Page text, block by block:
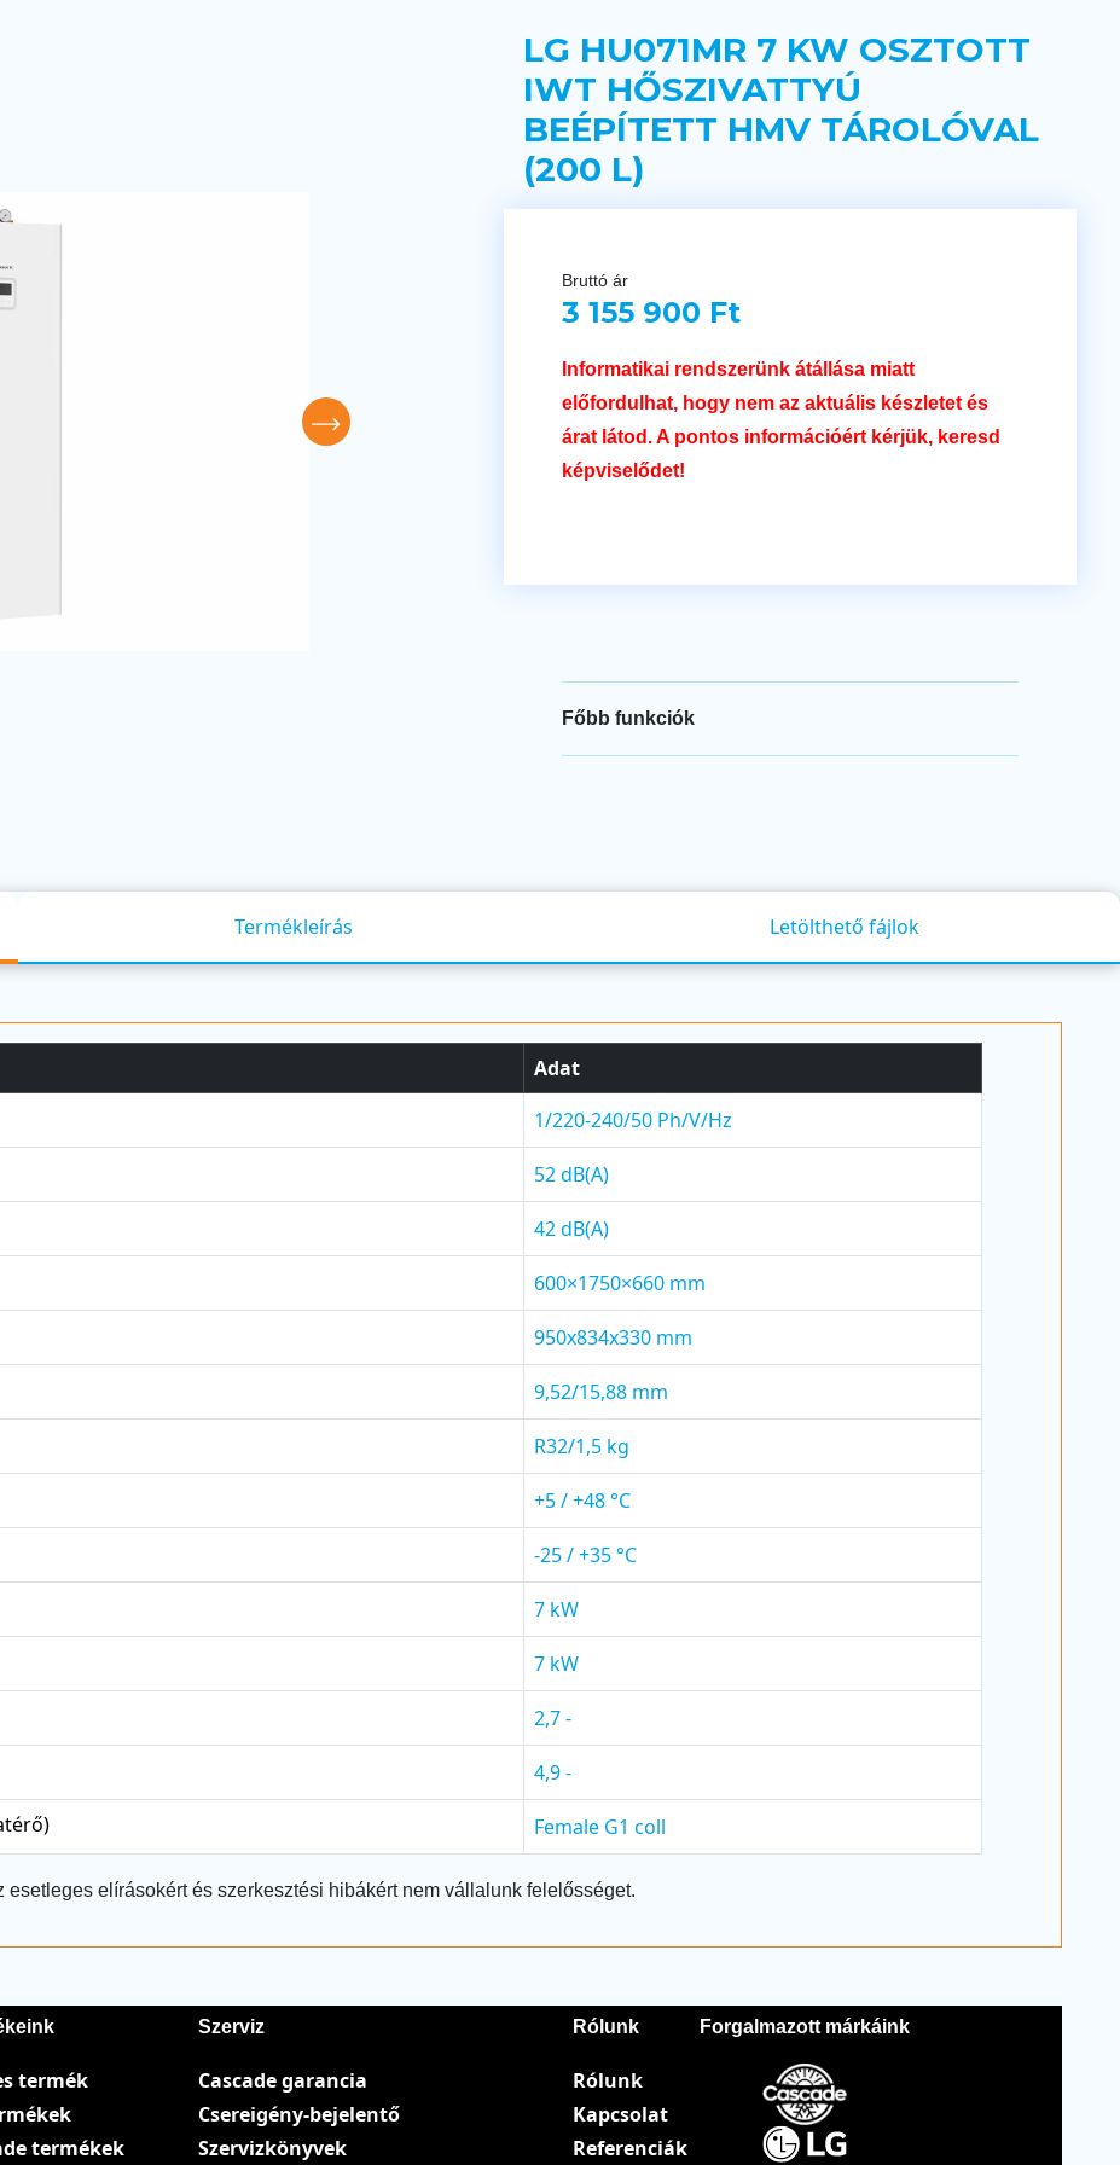
LG HU071MR 7 KW OSZTOTT
IWT HŐSZIVATTYÚ
BEÉPÍTETT HMV TÁROLÓVAL
(200 L)
Bruttó ár
3 155 900 Ft
Informatikai rendszerünk átállása miatt
előfordulhat, hogy nem az aktuális készletet és
árat látod. A pontos információért kérjük, keresd
képviselődet!
Főbb funkciók
Termékleírás Letölthető fájlok
Adat
1/220-240/50 Ph/V/Hz
52 dB(A)
42 dB(A)
600×1750×660 mm
950x834x330 mm
9,52/15,88 mm
R32/1,5 kg
+5 / +48 °C
-25 / +35 °C
7 kW
7 kW
2,7 -
4,9 -
Female G1 coll
esetleges elírásokért és szerkesztési hibákért nem vállalunk felelősséget.
termék
termékek
Szerviz
Cascade garancia
Csereigény-bejelentő
Szervizkönyvek
Rólunk
Rólunk
Kapcsolat
Referenciák
Forgalmazott márkáink